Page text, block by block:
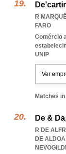
R
FARO
Comércio
UNIP
Ver
Matches
De &
R DE
DE